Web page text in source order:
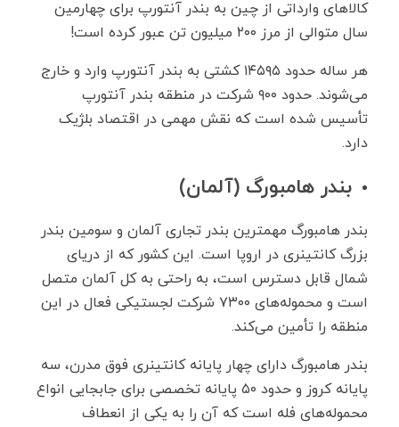
کالاهای وارداتی از چین به بندر آنتورپ برای چهارمین
سال متوالی از مرز ۲۰۰ میلیون تن عبور کرده است!
هر ساله حدود ۱۴۵۹۵ کشتی به بندر آنتورپ وارد و خارج
می‌شوند. حدود ۹۰۰ شرکت در منطقه بندر آنتورپ
تأسیس شده است که نقش مهمی در اقتصاد بلژیک
دارد.
بندر هامبورگ (آلمان)
بندر هامبورگ مهمترین بندر تجاری آلمان و سومین بندر
بزرگ کانتینری در اروپا است. این کشور که از دریای
شمال قابل دسترس است، به راحتی به کل آلمان متصل
است و محموله‌های ۷۳۰۰ شرکت لجستیکی فعال در این
منطقه را تأمین می‌کند.
بندر هامبورگ دارای چهار پایانه کانتینری فوق مدرن، سه
پایانه کروز و حدود ۵۰ پایانه تخصصی برای جابجایی انواع
محموله‌های فله است که آن را به یکی از انعطاف